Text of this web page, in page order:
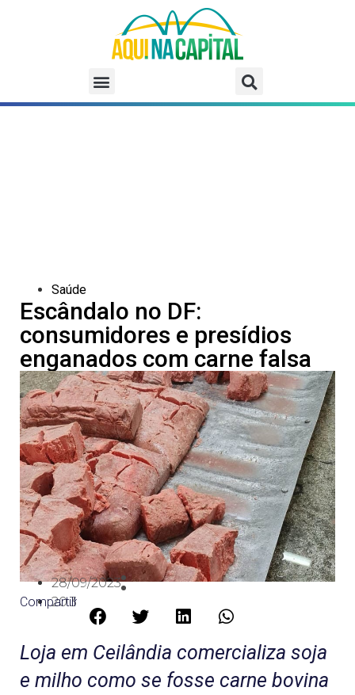
Saúde
Escândalo no DF:
consumidores e presídios
enganados com carne falsa
28/09/2023
20:34
Compartilhe:
Loja em Ceilândia comercializa soja
e milho como se fosse carne bovina